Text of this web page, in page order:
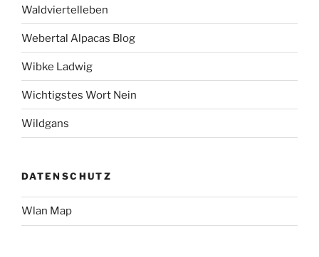
Waldviertelleben
Webertal Alpacas Blog
Wibke Ladwig
Wichtigstes Wort Nein
Wildgans
DATENSCHUTZ
Wlan Map